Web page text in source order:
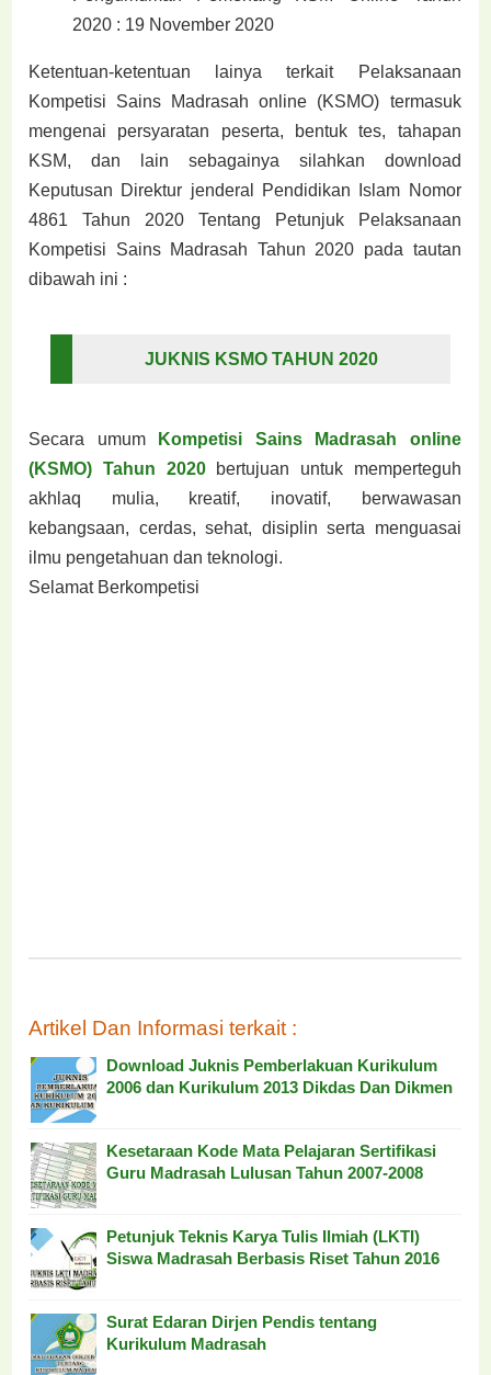
2020 : 19 November 2020
Ketentuan-ketentuan lainya terkait Pelaksanaan
Kompetisi Sains Madrasah online (KSMO) termasuk
mengenai persyaratan peserta, bentuk tes, tahapan
KSM, dan lain sebagainya silahkan download
Keputusan Direktur jenderal Pendidikan Islam Nomor
4861 Tahun 2020 Tentang Petunjuk Pelaksanaan
Kompetisi Sains Madrasah Tahun 2020 pada tautan
dibawah ini :
JUKNIS KSMO TAHUN 2020
Secara umum
Kompetisi Sains Madrasah online
(KSMO) Tahun 2020bertujuan untuk memperteguh
akhlaq mulia, kreatif, inovatif, berwawasan
kebangsaan, cerdas, sehat, disiplin serta menguasai
ilmu pengetahuan dan teknologi.
Selamat Berkompetisi
Artikel Dan Informasi terkait :
Download Juknis Pemberlakuan Kurikulum
2006 dan Kurikulum 2013 Dikdas Dan Dikmen
Kesetaraan Kode Mata Pelajaran Sertifikasi
Guru Madrasah Lulusan Tahun 2007-2008
Petunjuk Teknis Karya Tulis Ilmiah (LKTI)
Siswa Madrasah Berbasis Riset Tahun 2016
Surat Edaran Dirjen Pendis tentang
Kurikulum Madrasah